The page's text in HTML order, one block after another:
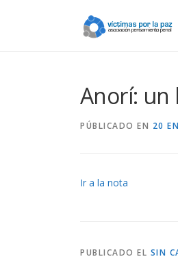
Anorí: un
PÚBLICADO EN 20
Ir a la nota
PUBLICADO EL SIN